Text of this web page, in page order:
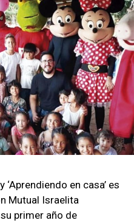
en casa’ es
Mutual Israelita
primer año de